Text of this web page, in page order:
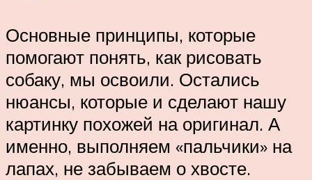
Основные принципы, которые
помогают понять, как рисовать
собаку, мы освоили. Остались
нюансы, которые и сделают нашу
картинку похожей на оригинал. А
именно, выполняем «пальчики» на
лапах, не забываем о хвосте.